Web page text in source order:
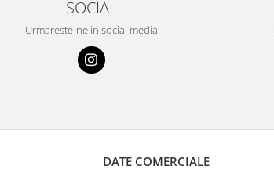
SOCIAL
Urmareste-ne in social media
DATE COMERCIALE